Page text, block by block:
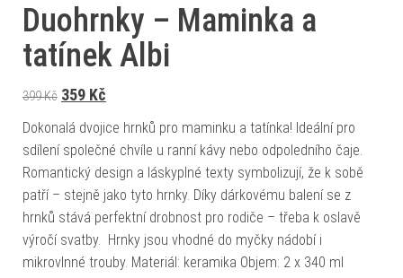
Duohrnky – Maminka a
tatínek Albi
399Kč Původní cena byla: 399 Kč.
359 Kč
Dokonalá dvojice hrnků pro maminku a tatínka! Ideální pro
sdílení společné chvíle u ranní kávy nebo odpoledního čaje.
Romantický design a láskyplné texty symbolizují, že k sobě
patří – stejně jako tyto hrnky. Díky dárkovému balení se z
hrnků stává perfektní drobnost pro rodiče – třeba k oslavě
výročí svatby. Hrnky jsou vhodné do myčky nádobí i
mikrovlnné trouby. Materiál: keramika Objem: 2 x 340 ml